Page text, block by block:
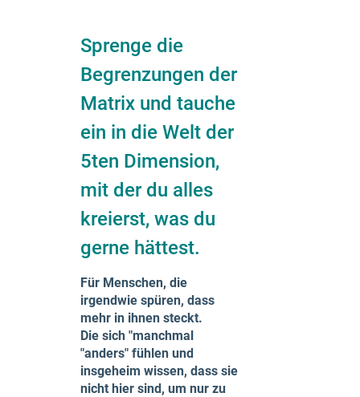
Sprenge die
Begrenzungen der
Matrix und tauche
ein in die Welt der
5ten Dimension,
mit der du alles
kreierst, was du
gerne hättest.
Für Menschen, die
irgendwie spüren, dass
mehr in ihnen steckt.
Die sich "manchmal
"anders" fühlen und
insgeheim wissen, dass sie
nicht hier sind, um nur zu